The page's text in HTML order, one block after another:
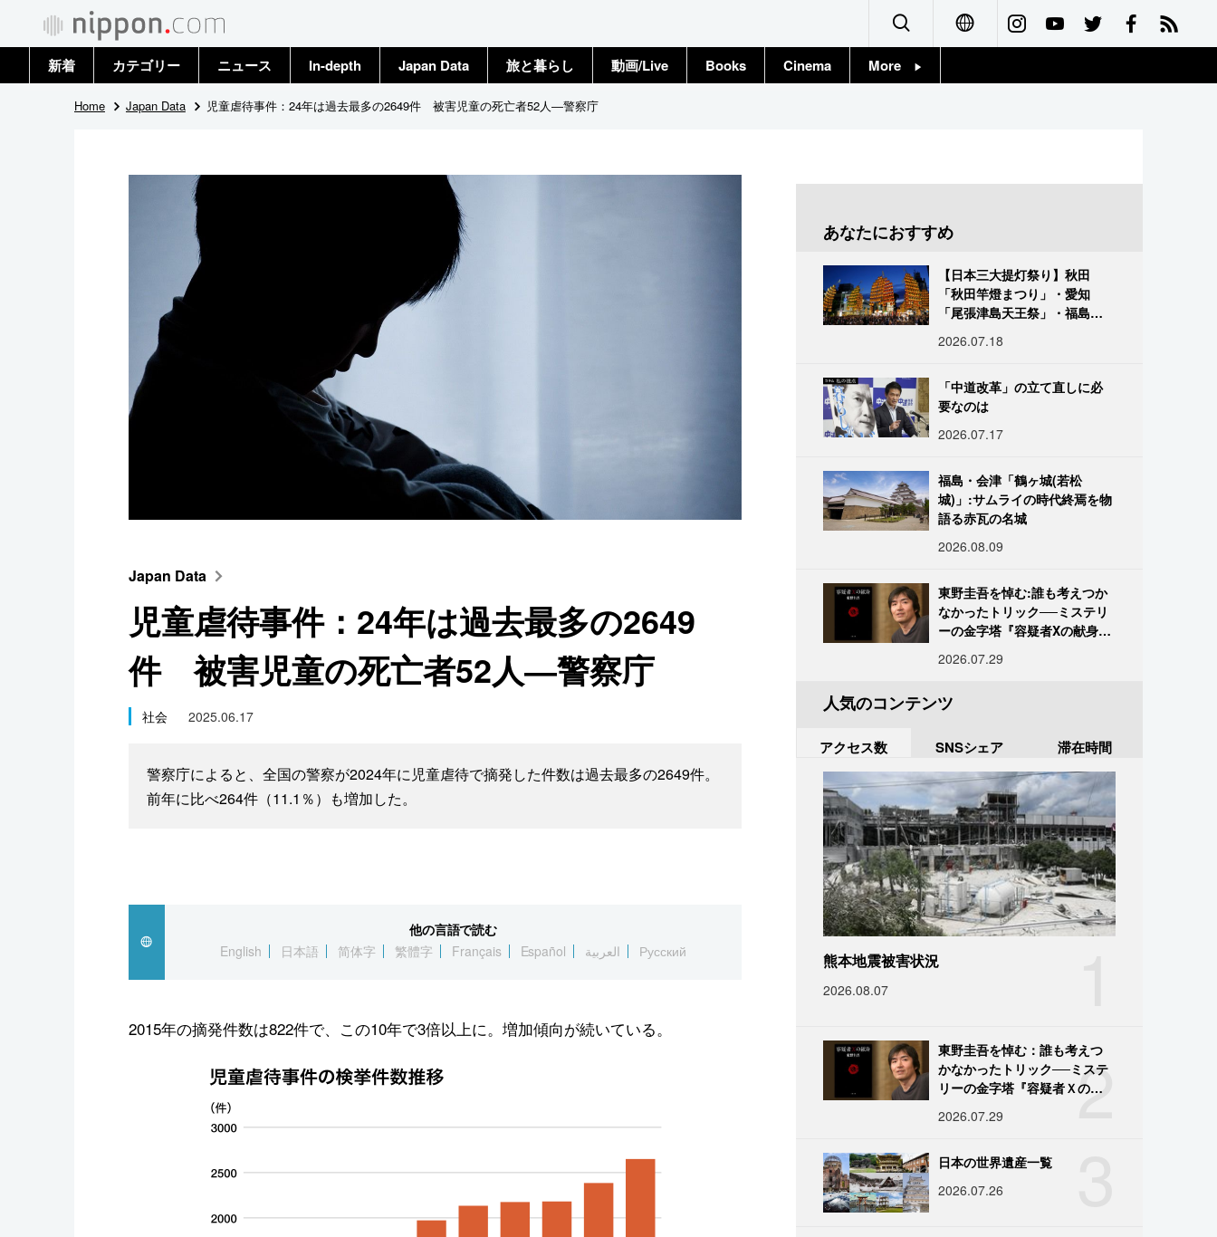
العربية
Русский
新着 カテゴリー
政治・外交
科学・技術
暮らし
ニュース
トップ
In-depth Japan Data 旅と暮らし 動画/Live Books Cinema More
東京
お知らせ
Home Japan Data 児童虐待事件：24年は過去最多の2649件 被害児童の死亡者52人―警察庁
Japan Data
児童虐待事件：24年は過去最多の2649
件 被害児童の死亡者52人―警察庁
社会 2025.06.17
警察庁によると、全国の警察が2024年に児童虐待で摘発した件数は過去最多の2649件。
前年に比べ264件（11.1％）も増加した。
他の言語で読む
English
日本語 简体字 繁體字 Français Español العربية Русский
2015年の摘発件数は822件で、この10年で3倍以上に。増加傾向が続いている。
あなたにおすすめ
【日本三大提灯祭り】秋田
「秋田竿燈まつり」・愛知
「尾張津島天王祭」・福島
だしい灯火が夜空を照らす光
2026.07.18
「中道改革」の立て直しに必
要なのは
2026.07.17
福島・会津「鶴ヶ城(若松
城)」:サムライの時代終焉を物
語る赤瓦の名城
2026.08.09
東野圭吾を悼む:誰も考えつか
なかったトリック──ミステリ
ーの金字塔『容疑者Xの献身』
2026.07.29
人気のコンテンツ
アクセス数 SNSシェア 滞在時間
熊本地震被害状況
2026.08.07
2
東野圭吾を悼む：誰も考えつ
かなかったトリック──ミステ
リーの金字塔『容疑者Ｘの献
2026.07.29
日本の世界遺産一覧
2026.07.26